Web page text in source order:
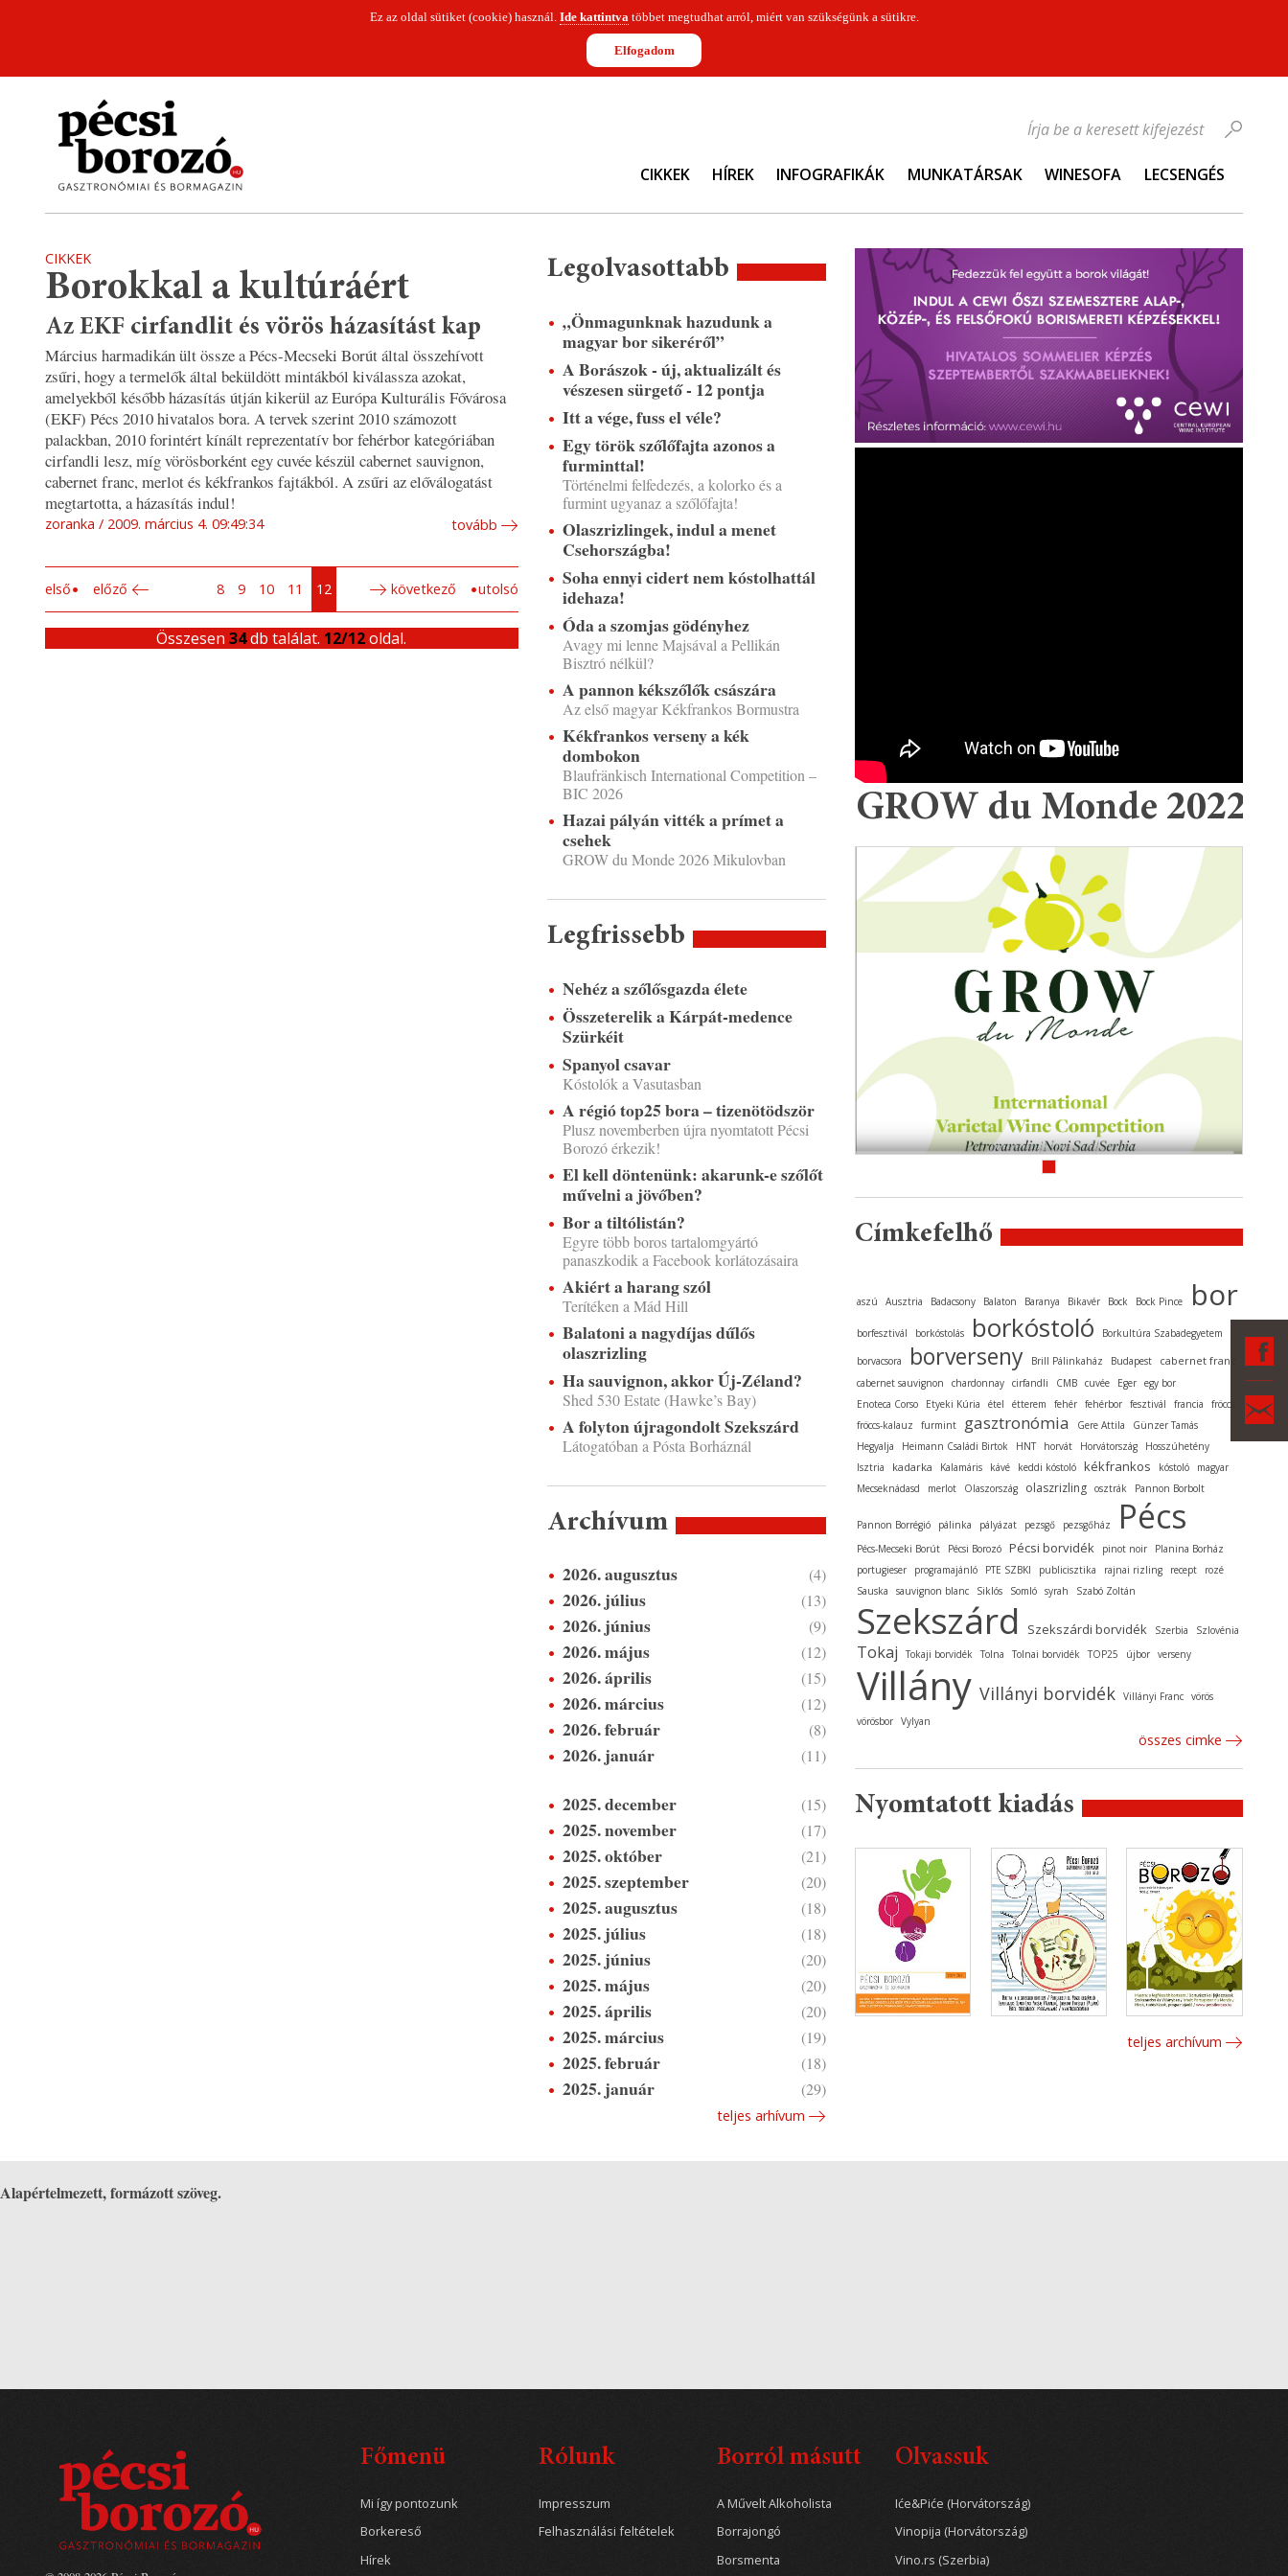
Ez az oldal sütiket (cookie) használ. Ide kattintvatöbbet megtudhat arról, miért van szükségünk a sütikre.
Elfogadom
CIKKEK HÍREK INFOGRAFIKÁK MUNKATÁRSAK WINESOFA LECSENGÉS
Írja be a keresett kifejezést
CIKKEK
Borokkal a kultúráért
Az EKF cirfandlit és vörös házasítást kap
Március harmadikán ült össze a Pécs-Mecseki Borút által összehívott
zsűri, hogy a termelők által beküldött mintákból kiválassza azokat,
amelyekből később házasítás útján kikerül az Európa Kulturális Fővárosa
(EKF) Pécs 2010 hivatalos bora. A tervek szerint 2010 számozott
palackban, 2010 forintért kínált reprezentatív bor fehérbor kategóriában
cirfandli lesz, míg vörösborként egy cuvée készül cabernet sauvignon,
cabernet franc, merlot és kékfrankos fajtákból. A zsűri az előválogatást
megtartotta, a házasítás indul!
zoranka 2009. március 4. 09:49:34 tovább
első előző 8 9 10 11 12 következő utolsó
Összesen34db találat. 12/12oldal.
Legolvasottabb
„Önmagunknak hazudunk a
magyar bor sikeréről”
A Borászok - új, aktualizált és
vészesen sürgető - 12 pontja
Itt a vége, fuss el véle?
Egy török szőlőfajta azonos a
furminttal!
Történelmi felfedezés, a kolorko és a
furmint ugyanaz a szőlőfajta!
Olaszrizlingek, indul a menet
Csehországba!
Soha ennyi cidert nem kóstolhattál
idehaza!
Óda a szomjas gödényhez
Avagy mi lenne Majsával a Pellikán
Bisztró nélkül?
A pannon kékszőlők császára
Az első magyar Kékfrankos Bormustra
Kékfrankos verseny a kék
dombokon
Blaufränkisch International Competition –
BIC 2026
Hazai pályán vitték a prímet a
csehek
GROW du Monde 2026 Mikulovban
Legfrissebb
Nehéz a szőlősgazda élete
Összeterelik a Kárpát-medence
Szürkéit
Spanyol csavar
Kóstolók a Vasutasban
A régió top25 bora – tizenötödször
Plusz novemberben újra nyomtatott Pécsi
Borozó érkezik!
El kell döntenünk: akarunk-e szőlőt
művelni a jövőben?
Bor a tiltólistán?
Egyre több boros tartalomgyártó
panaszkodik a Facebook korlátozásaira
Akiért a harang szól
Terítéken a Mád Hill
Balatoni a nagydíjas dűlős
olaszrizling
Ha sauvignon, akkor Új-Zéland?
Shed 530 Estate (Hawke’s Bay)
A folyton újragondolt Szekszárd
Látogatóban a Pósta Borháznál
Archívum
2026. augusztus (4)
2026. július (13)
2026. június (9)
2026. május (12)
2026. április (15)
2026. március (12)
2026. február (8)
2026. január (11)
2025. december (15)
2025. november (17)
2025. október (21)
2025. szeptember (20)
2025. augusztus (18)
2025. július (18)
2025. június (20)
2025. május (20)
2025. április (20)
2025. március (19)
2025. február (18)
2025. január (29)
teljes arhívum
GROW du Monde 2022
Címkefelhő
aszú Ausztria Badacsony Balaton Baranya Bikavér Bock Bock Pince bor
borfesztivál borkóstolás borkóstoló Borkultúra Szabadegyetem
borvacsora borverseny Brill Pálinkaház Budapest cabernet franc
cabernet sauvignon chardonnay cirfandli CMB cuvée Eger egy bor
Enoteca Corso
Etyeki Kúria étel étterem fehér fehérbor fesztivál francia
fröccs
fröccs-kalauz
furmint gasztronómia Gere Attila
Günzer Tamás
Hegyalja
Heimann Családi Birtok HNT horvát Horvátország
Hosszúhetény
Isztria
kadarka Kalamáris kávé keddi kóstoló kékfrankos kóstoló
magyar
Mecseknádasd
merlot Olaszország olaszrizling osztrák Pannon Borbolt
Pannon Borrégió pálinka pályázat pezsgő pezsgőház Pécs
Pécs-Mecseki Borút Pécsi Borozó Pécsi borvidék pinot noir
Planina Borház
portugieser
programajánló PTE SZBKI publicisztika rajnai rizling recept
rozé
Sauska
sauvignon blanc Siklós Somló syrah Szabó Zoltán
Szekszárd Szekszárdi borvidék Szerbia Szlovénia
Tokaj Tokaji borvidék Tolna Tolnai borvidék TOP25 újbor verseny
Villány Villányi borvidék Villányi Franc vörös
vörösbor Vylyan
összes cimke
Nyomtatott kiadás
teljes archívum
Alapértelmezett, formázott szöveg.
Főmenü
Mi így pontozunk
Borkereső
Hírek
Rólunk
Impresszum
Felhasználási feltételek
Borról másutt
A Művelt Alkoholista
Borrajongó
Borsmenta
Olvassuk
Iće&Piće (Horvátország)
Vinopija (Horvátország)
Vino.rs (Szerbia)